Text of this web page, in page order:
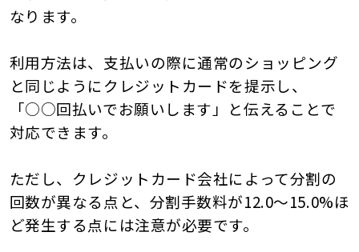
なります。
利用方法は、支払いの際に通常のショッピング
と同じようにクレジットカードを提示し、
「○○回払いでお願いします」と伝えることで
対応できます。
ただし、クレジットカード会社によって分割の
回数が異なる点と、分割手数料が12.0～15.0%ほ
ど発生する点には注意が必要です。